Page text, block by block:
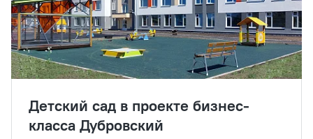
Детский сад в проекте бизнес-
класса Дубровский